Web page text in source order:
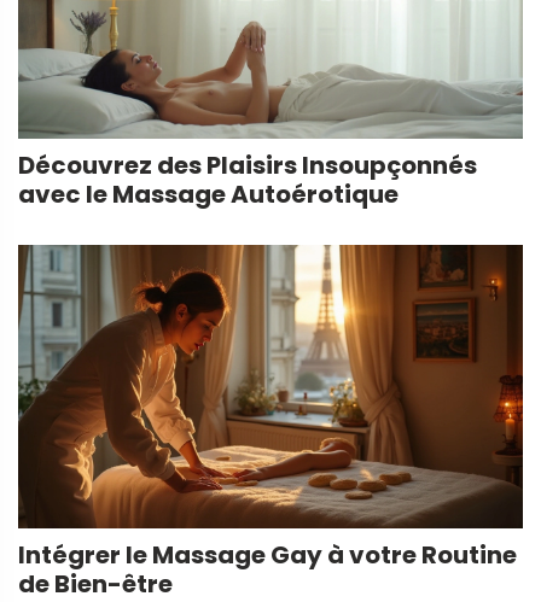
Découvrez des Plaisirs Insoupçonnés
avec le Massage Autoérotique
Intégrer le Massage Gay à votre Routine
de Bien-être